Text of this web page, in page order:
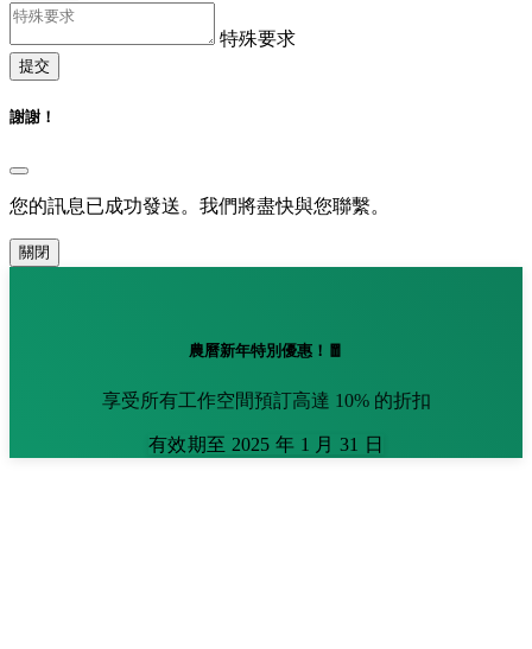
特殊要求
提交
謝謝！
您的訊息已成功發送。我們將盡快與您聯繫。
關閉
農曆新年特別優惠！🧧
享受所有工作空間預訂高達 10% 的折扣
有效期至 2025 年 1 月 31 日